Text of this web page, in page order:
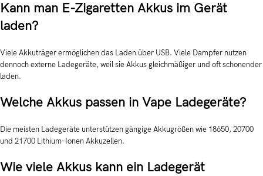
Kann man E-Zigaretten Akkus im Gerät
laden?
Viele Akkuträger ermöglichen das Laden über USB. Viele Dampfer nutzen
dennoch externe Ladegeräte, weil sie Akkus gleichmäßiger und oft schonender
laden.
Welche Akkus passen in Vape Ladegeräte?
Die meisten Ladegeräte unterstützen gängige Akkugrößen wie 18650, 20700
und 21700 Lithium-Ionen Akkuzellen.
Wie viele Akkus kann ein Ladegerät